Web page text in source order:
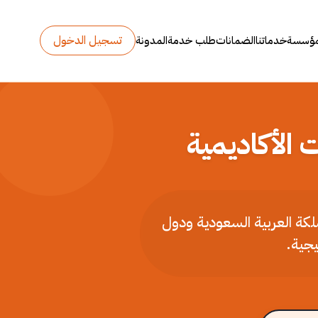
خدماتناالضماناتطلب خدمةالمدونة تسجيل الدخول
العربية السعودية ودول